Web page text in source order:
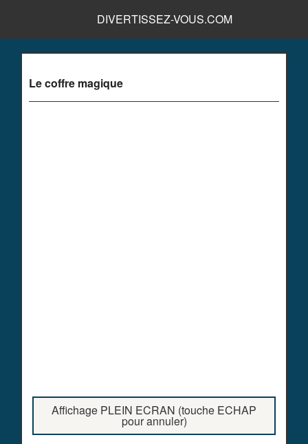
DIVERTISSEZ-VOUS.COM
Le coffre magique
Affichage PLEIN ECRAN (touche ECHAP
pour annuler)